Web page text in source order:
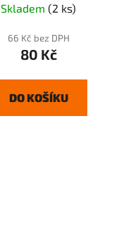
Skladem (2 ks)
66 Kč bez DPH
80 Kč
DO KOŠÍKU